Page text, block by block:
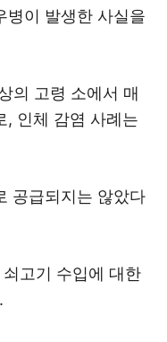
병이 발생한 사실을
의 고령 소에서 매
, 인체 감염 사례는
공급되지는 않았다
고기 수입에 대한